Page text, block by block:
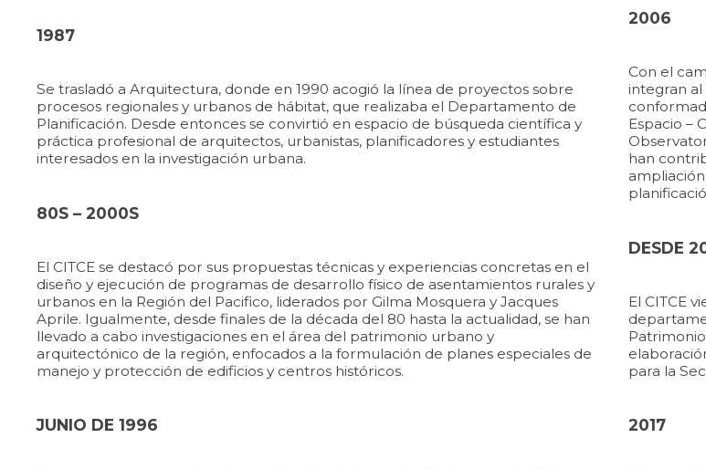
1987
Se trasladó a Arquitectura, donde en 1990 acogió la línea de proyectos sobre
procesos regionales y urbanos de hábitat, que realizaba el Departamento de
Planificación. Desde entonces se convirtió en espacio de búsqueda científica y
práctica profesional de arquitectos, urbanistas, planificadores y estudiantes
interesados en la investigación urbana.
80S – 2000S
El CITCE se destacó por sus propuestas técnicas y experiencias concretas en el
diseño y ejecución de programas de desarrollo físico de asentamientos rurales y
urbanos en la Región del Pacifico, liderados por Gilma Mosquera y Jacques
Aprile. Igualmente, desde finales de la década del 80 hasta la actualidad, se han
llevado a cabo investigaciones en el área del patrimonio urbano y
arquitectónico de la región, enfocados a la formulación de planes especiales de
manejo y protección de edificios y centros históricos.
JUNIO DE 1996
2006
Con el
integran al
Espacio –
han
DESDE
El CITCE
para la
2017